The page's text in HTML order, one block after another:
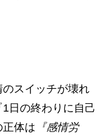
スイッチが壊れ
日の終わりに自己
体は 『感情労